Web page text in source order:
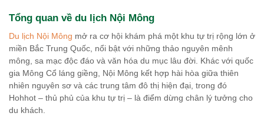
Tổng quan về du lịch Nội Mông
Du lịch Nội Mông mở ra cơ hội khám phá một khu tự trị rộng lớn ở
miền Bắc Trung Quốc, nổi bật với những thảo nguyên mênh
mông, sa mạc độc đáo và văn hóa du mục lâu đời. Khác với quốc
gia Mông Cổ láng giềng, Nội Mông kết hợp hài hòa giữa thiên
nhiên nguyên sơ và các trung tâm đô thị hiện đại, trong đó
Hohhot – thủ phủ của khu tự trị – là điểm dừng chân lý tưởng cho
du khách.